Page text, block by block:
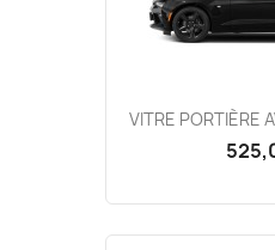
VITRE PORTIÈRE